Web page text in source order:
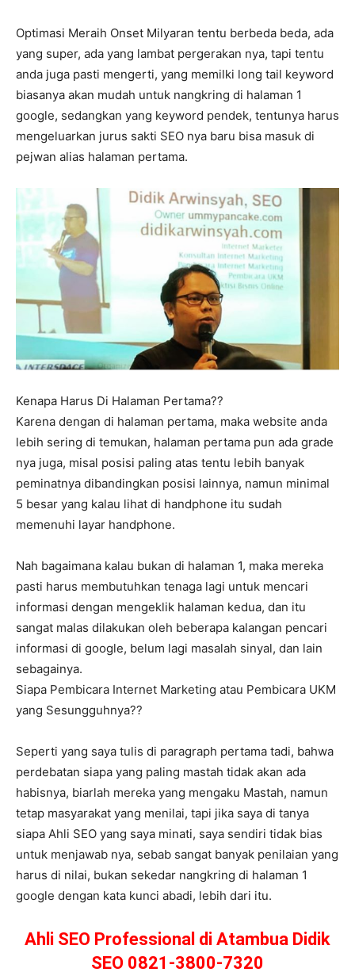
Optimasi Meraih Onset Milyaran tentu berbeda beda, ada
yang super, ada yang lambat pergerakan nya, tapi tentu
anda juga pasti mengerti, yang memilki long tail keyword
biasanya akan mudah untuk nangkring di halaman 1
google, sedangkan yang keyword pendek, tentunya harus
mengeluarkan jurus sakti SEO nya baru bisa masuk di
pejwan alias halaman pertama.
Kenapa Harus Di Halaman Pertama??
Karena dengan di halaman pertama, maka website anda
lebih sering di temukan, halaman pertama pun ada grade
nya juga, misal posisi paling atas tentu lebih banyak
peminatnya dibandingkan posisi lainnya, namun minimal
5 besar yang kalau lihat di handphone itu sudah
memenuhi layar handphone.
Nah bagaimana kalau bukan di halaman 1, maka mereka
pasti harus membutuhkan tenaga lagi untuk mencari
informasi dengan mengeklik halaman kedua, dan itu
sangat malas dilakukan oleh beberapa kalangan pencari
informasi di google, belum lagi masalah sinyal, dan lain
sebagainya.
Siapa Pembicara Internet Marketing atau Pembicara UKM
yang Sesungguhnya??
Seperti yang saya tulis di paragraph pertama tadi, bahwa
perdebatan siapa yang paling mastah tidak akan ada
habisnya, biarlah mereka yang mengaku Mastah, namun
tetap masyarakat yang menilai, tapi jika saya di tanya
siapa Ahli SEO yang saya minati, saya sendiri tidak bias
untuk menjawab nya, sebab sangat banyak penilaian yang
harus di nilai, bukan sekedar nangkring di halaman 1
google dengan kata kunci abadi, lebih dari itu.
Ahli SEO Professional di Atambua Didik
SEO 0821-3800-7320